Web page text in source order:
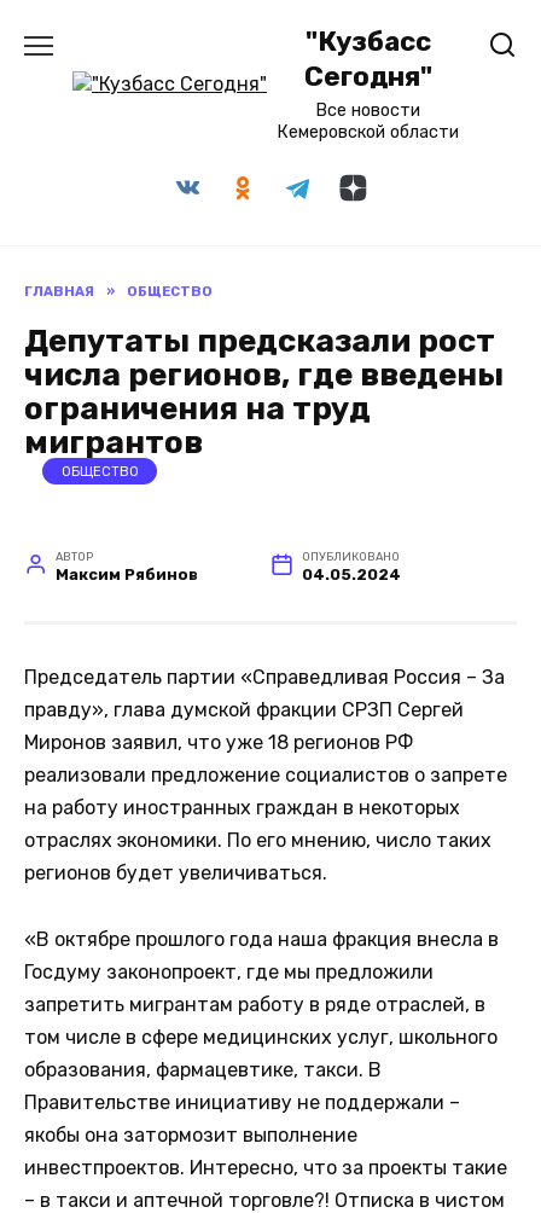
"Кузбасс
Сегодня"
Все новости
Кемеровской области
ГЛАВНАЯ » ОБЩЕСТВО
Депутаты предсказали рост
числа регионов, где введены
ограничения на труд
мигрантов
ОБЩЕСТВО
АВТОР
Максим Рябинов
ОПУБЛИКОВАНО
04.05.2024
Председатель партии «Справедливая Россия – За
правду», глава думской фракции СРЗП Сергей
Миронов заявил, что уже 18 регионов РФ
реализовали предложение социалистов о запрете
на работу иностранных граждан в некоторых
отраслях экономики. По его мнению, число таких
регионов будет увеличиваться.
«В октябре прошлого года наша фракция внесла в
Госдуму законопроект, где мы предложили
запретить мигрантам работу в ряде отраслей, в
том числе в сфере медицинских услуг, школьного
образования, фармацевтике, такси. В
Правительстве инициативу не поддержали –
якобы она затормозит выполнение
инвестпроектов. Интересно, что за проекты такие
– в такси и аптечной торговле?! Отписка в чистом